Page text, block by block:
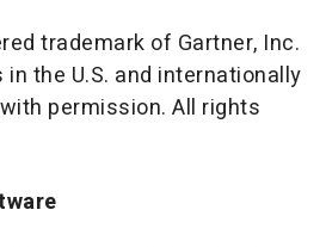
trademark of Gartner, Inc.
the U.S. and internationally
permission. All rights